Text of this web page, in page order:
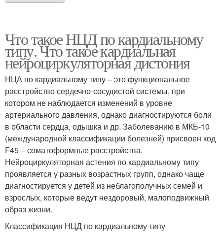
Что такое НЦД по кардиальному
типу. Что такое кардиальная
нейроциркуляторная дистония
НЦА по кардиальному типу – это функциональное
расстройство сердечно-сосудистой системы, при
котором не наблюдается изменений в уровне
артериального давления, однако диагностируются боли
в области сердца, одышка и др. Заболеванию в МКБ-10
(международной классификации болезней) присвоен код
F45 – соматоформные расстройства.
Нейроциркуляторная астения по кардиальному типу
проявляется у разных возрастных групп, однако чаще
диагностируется у детей из неблагополучных семей и
взрослых, которые ведут нездоровый, малоподвижный
образ жизни.
Классификация НЦД по кардиальному типу